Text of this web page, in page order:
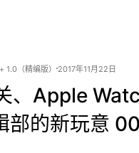
1.0（精编版） 2017年11月22日
、Apple
部的新玩意